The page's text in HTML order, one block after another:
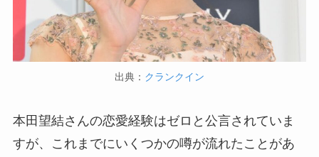
出典： クランクイン
本田望結さんの恋愛経験はゼロと公言されていま
すが、これまでにいくつかの噂が流れたことがあ